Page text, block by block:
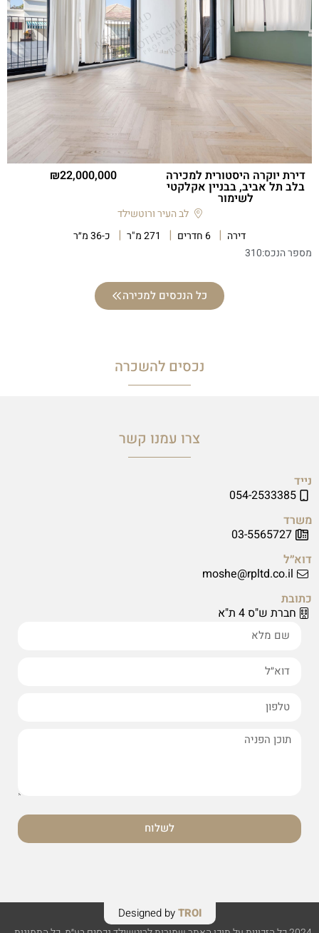
דירת יוקרה היסטורית למכירה
בלב תל אביב, בבניין אקלקטי
לשימור
22,000,000
לב העיר ורוטשילד
דירה
6 חדרים 271 מ"ר
כ-36 מ״ר
מספר הנכס:310
כל הנכסים למכירה
נכסים להשכרה
צרו עמנו קשר
נייד
054-2533385
משרד
03-5565727
דוא״ל
moshe@rpltd.co.il
כתובת
חברת ש"ס 4 ת"א
לשלוח
Designed byTROI